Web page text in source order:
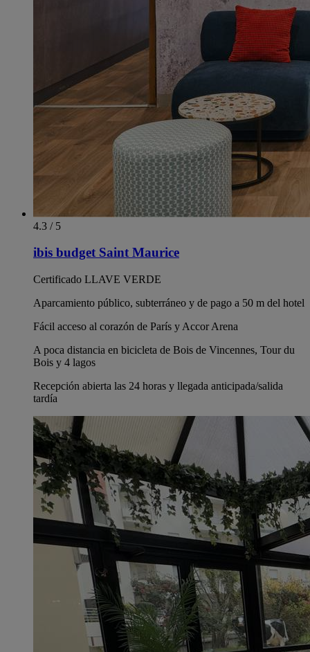
4.3 / 5
ibis budget Saint Maurice
Certificado LLAVE VERDE
Aparcamiento público, subterráneo y de pago a 50 m del hotel
Fácil acceso al corazón de París y Accor Arena
A poca distancia en bicicleta de Bois de Vincennes, Tour du
Bois y 4 lagos
Recepción abierta las 24 horas y llegada anticipada/salida
tardía